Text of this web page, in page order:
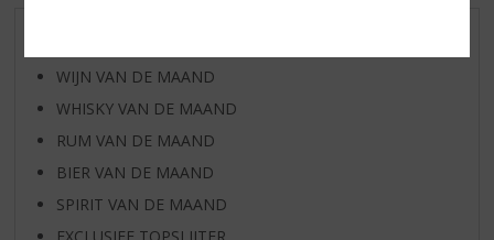
WIJN VAN DE MAAND
WHISKY VAN DE MAAND
RUM VAN DE MAAND
BIER VAN DE MAAND
SPIRIT VAN DE MAAND